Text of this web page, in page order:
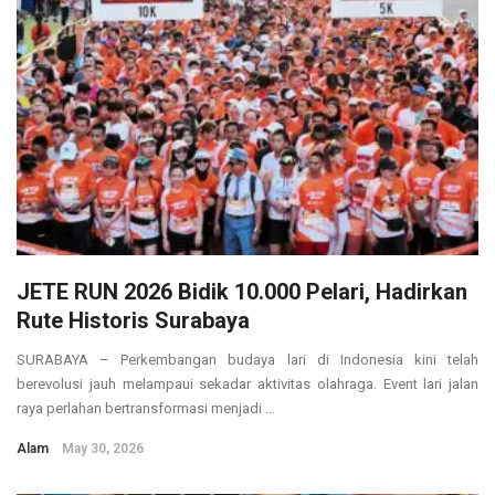
JETE RUN 2026 Bidik 10.000 Pelari, Hadirkan
Rute Historis Surabaya
SURABAYA – Perkembangan budaya lari di Indonesia kini telah
berevolusi jauh melampaui sekadar aktivitas olahraga. Event lari jalan
raya perlahan bertransformasi menjadi ...
Alam May 30, 2026